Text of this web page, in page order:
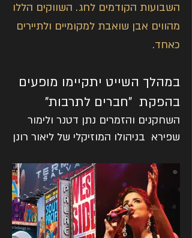
השבועות הקודמים לחג. השווקים הללו
מהווים אבן שואבת למקומיים ולתיירים
כאחד.
במהלך השייט יתקיימו מופעים
בהפקת "חברים לתרבות"
השחקנים והזמרים נתן דטנר ולימור
שפירא בניהולו המוזיקלי של ליאור רונן